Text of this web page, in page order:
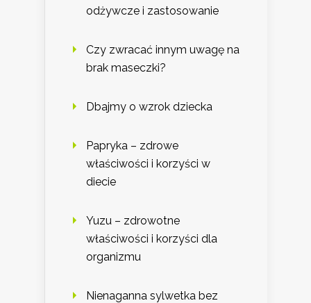
odżywcze i zastosowanie
Czy zwracać innym uwagę na
brak maseczki?
Dbajmy o wzrok dziecka
Papryka – zdrowe
właściwości i korzyści w
diecie
Yuzu – zdrowotne
właściwości i korzyści dla
organizmu
Nienaganna sylwetka bez